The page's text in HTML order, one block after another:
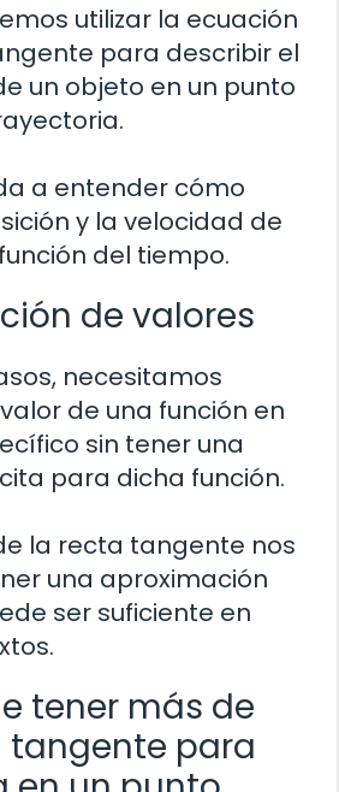
utilizar la ecuación
para describir el
un objeto en un punto
a entender cómo
y la velocidad de
del tiempo.
de valores
necesitamos
de una función en
sin tener una
para dicha función.
la recta tangente nos
una aproximación
ser suficiente en
tener más de
tangente para